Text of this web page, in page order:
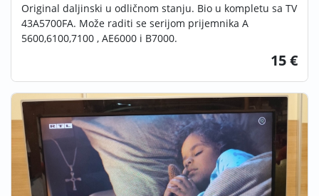
Original daljinski u odličnom stanju. Bio u kompletu sa TV
43A5700FA. Može raditi se serijom prijemnika A
5600,6100,7100 , AE6000 i B7000.
15 €